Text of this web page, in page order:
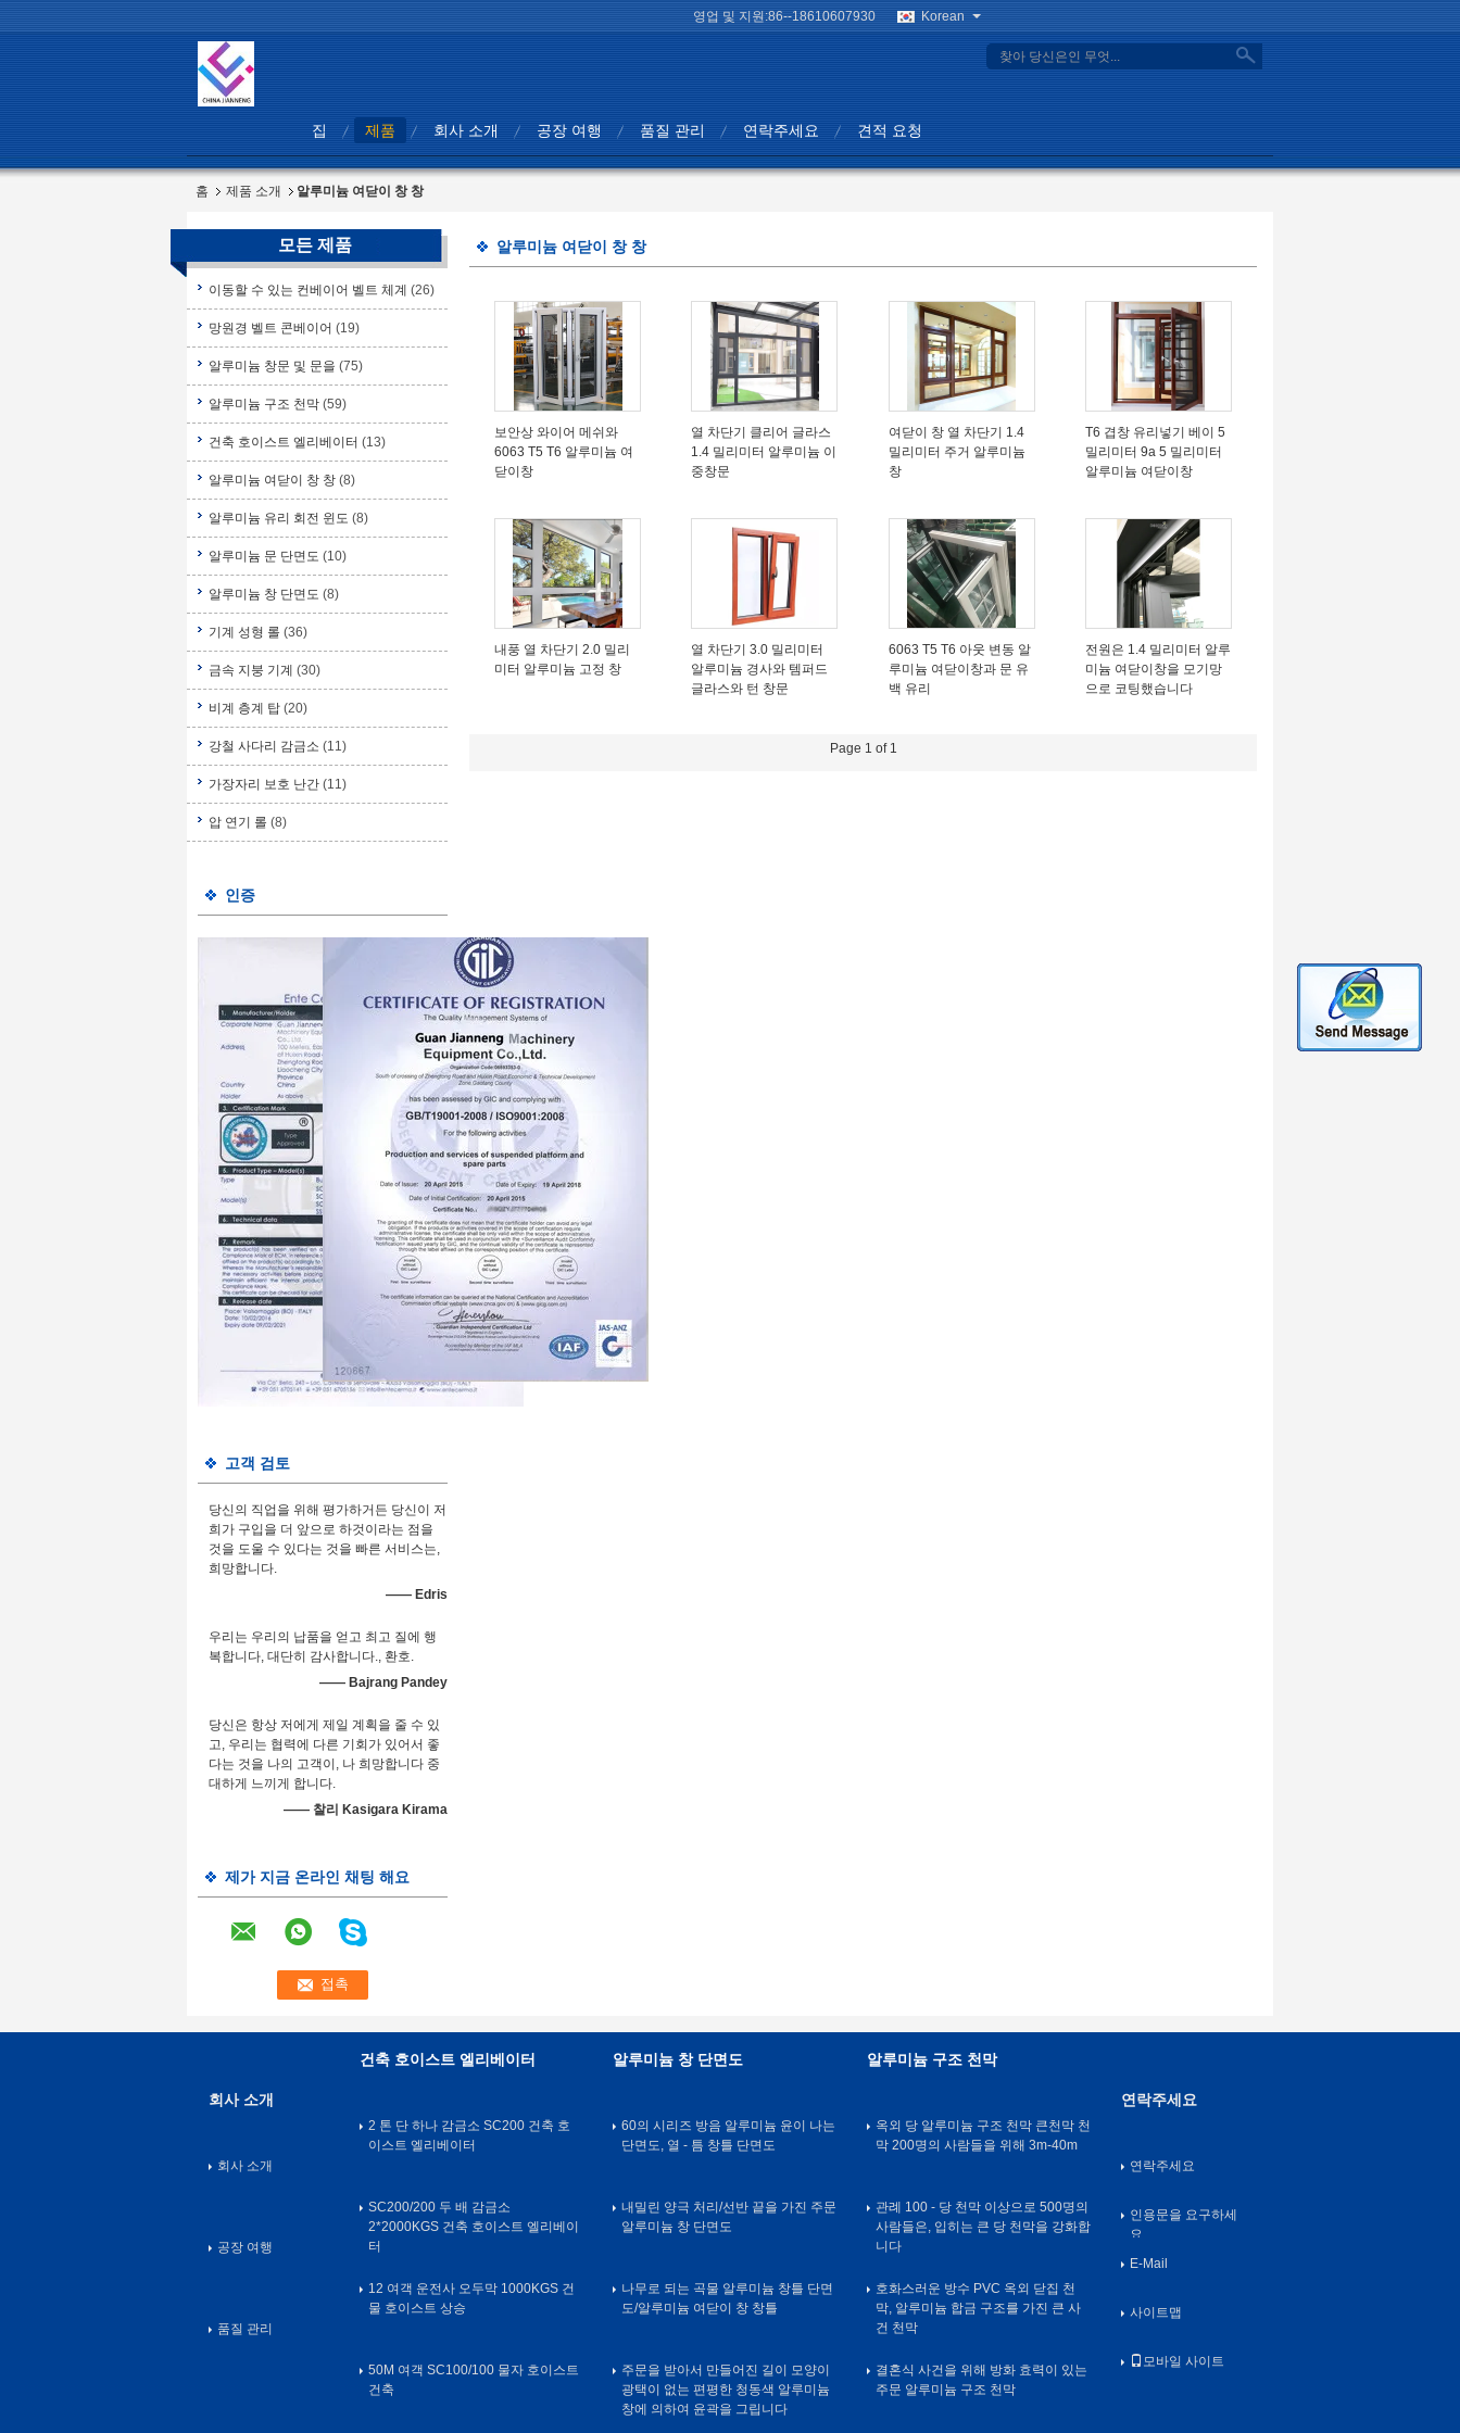
영업 및 지원:86--18610607930 Korean
search
집 제품 회사 소개 공장 여행 품질 관리 연락주세요 견적 요청
홈 제품 소개 알루미늄 여닫이 창 창
모든 제품
이동할 수 있는 컨베이어 벨트 체계 (26)
망원경 벨트 콘베이어 (19)
알루미늄 창문 및 문을 (75)
알루미늄 구조 천막 (59)
건축 호이스트 엘리베이터 (13)
알루미늄 여닫이 창 창 (8)
알루미늄 유리 회전 윈도 (8)
알루미늄 문 단면도 (10)
알루미늄 창 단면도 (8)
기계 성형 롤 (36)
금속 지붕 기계 (30)
비계 층계 탑 (20)
강철 사다리 감금소 (11)
가장자리 보호 난간 (11)
압 연기 롤 (8)
인증
고객 검토
당신의 직업을 위해 평가하거든 당신이 저
희가 구입을 더 앞으로 하것이라는 점을
것을 도울 수 있다는 것을 빠른 서비스는,
희망합니다.
—— Edris
우리는 우리의 납품을 얻고 최고 질에 행
복합니다, 대단히 감사합니다., 환호.
—— Bajrang Pandey
당신은 항상 저에게 제일 계획을 줄 수 있
고, 우리는 협력에 다른 기회가 있어서 좋
다는 것을 나의 고객이, 나 희망합니다 중
대하게 느끼게 합니다.
—— 찰리 Kasigara Kirama
제가 지금 온라인 채팅 해요
알루미늄 여닫이 창 창
보안상 와이어 메쉬와
6063 T5 T6 알루미늄 여
닫이창
열 차단기 클리어 글라스
1.4 밀리미터 알루미늄 이
중창문
여닫이 창 열 차단기 1.4
밀리미터 주거 알루미늄
창
T6 겹창 유리넣기 베이 5
밀리미터 9a 5 밀리미터
알루미늄 여닫이창
내풍 열 차단기 2.0 밀리
미터 알루미늄 고정 창
열 차단기 3.0 밀리미터
알루미늄 경사와 템퍼드
글라스와 턴 창문
6063 T5 T6 아웃 변동 알
루미늄 여닫이창과 문 유
백 유리
전원은 1.4 밀리미터 알루
미늄 여닫이창을 모기망
으로 코팅했습니다
Page 1 of 1
회사 소개
회사 소개
공장 여행
품질 관리
건축 호이스트 엘리베이터
2 톤 단 하나 감금소 SC200 건축 호
이스트 엘리베이터
SC200/200 두 배 감금소
2*2000KGS 건축 호이스트 엘리베이
터
12 여객 운전사 오두막 1000KGS 건
물 호이스트 상승
50M 여객 SC100/100 물자 호이스트
건축
알루미늄 창 단면도
60의 시리즈 방음 알루미늄 윤이 나는
단면도, 열 - 틈 창틀 단면도
내밀린 양극 처리/선반 끝을 가진 주문
알루미늄 창 단면도
나무로 되는 곡물 알루미늄 창틀 단면
도/알루미늄 여닫이 창 창틀
주문을 받아서 만들어진 길이 모양이
광택이 없는 편평한 청동색 알루미늄
창에 의하여 윤곽을 그립니다
알루미늄 구조 천막
옥외 당 알루미늄 구조 천막 큰천막 천
막 200명의 사람들을 위해 3m-40m
관례 100 - 당 천막 이상으로 500명의
사람들은, 입히는 큰 당 천막을 강화합
니다
호화스러운 방수 PVC 옥외 닫집 천
막, 알루미늄 합금 구조를 가진 큰 사
건 천막
결혼식 사건을 위해 방화 효력이 있는
주문 알루미늄 구조 천막
연락주세요
연락주세요
인용문을 요구하세
요
E-Mail
사이트맵
모바일 사이트